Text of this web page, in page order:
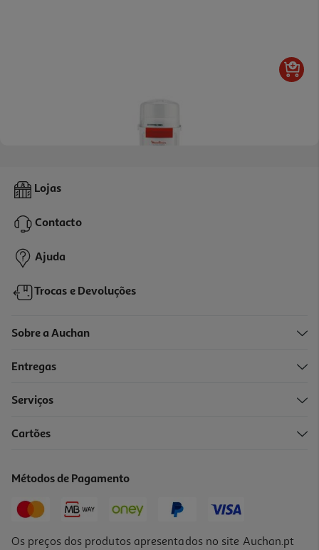
Picadora Moulinex La Moulinette 1-2-3 Ad560120 800 W 250 Ml
41,99 €
Lojas
Contacto
Ajuda
Trocas e Devoluções
Sobre a Auchan
Entregas
Serviços
Cartões
Métodos de Pagamento
Os preços dos produtos apresentados no site Auchan.pt